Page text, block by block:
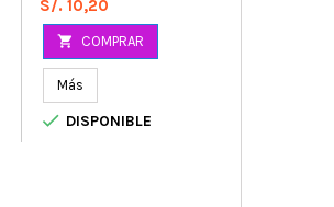
Precio
S/. 10,20
 COMPRAR
Más
 DISPONIBLE